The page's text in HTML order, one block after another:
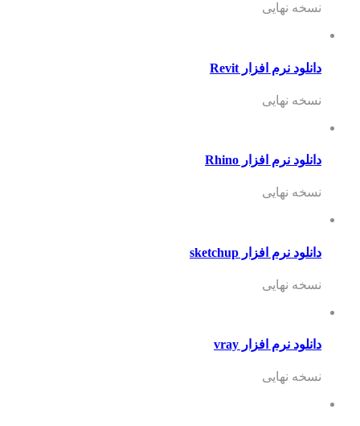
نسخه نهایی
دانلود نرم افزار Revit
نسخه نهایی
دانلود نرم افزار Rhino
نسخه نهایی
دانلود نرم افزار sketchup
نسخه نهایی
دانلود نرم افزار vray
نسخه نهایی